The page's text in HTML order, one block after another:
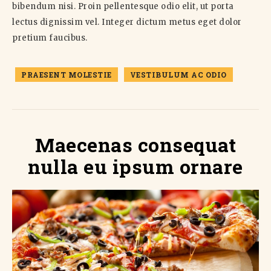
bibendum nisi. Proin pellentesque odio elit, ut porta
lectus dignissim vel. Integer dictum metus eget dolor
pretium faucibus.
PRAESENT MOLESTIE VESTIBULUM AC ODIO
Maecenas consequat
nulla eu ipsum ornare